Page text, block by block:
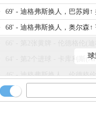
69' - 迪格弗斯换人，巴苏姆↑
68' - 迪格弗斯换人，奥尔森↑
64' - 第2个进球 - 卡库利斯
46' - 迪格弗斯换人，伦德格
45' - 随着裁判一声哨响，上
球